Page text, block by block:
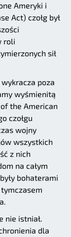
Ameryki i
Act) czołg był
roli
sił
poza
wyśmienitą
the American
czołgu
wojny
wszystkich
z nich
na całym
bohaterami
tymczasem
nie istniał.
dla